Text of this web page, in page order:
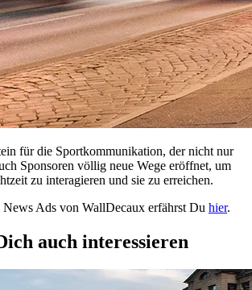
für die Sportkommunikation, der nicht nur
Sponsoren völlig neue Wege eröffnet, um
zu interagieren und sie zu erreichen.
Ads von WallDecaux erfährst Du hier.
auch interessieren